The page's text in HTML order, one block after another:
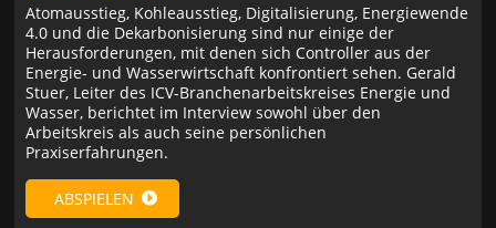
Atomausstieg, Kohleausstieg, Digitalisierung, Energiewende
4.0 und die Dekarbonisierung sind nur einige der
Herausforderungen, mit denen sich Controller aus der
Energie- und Wasserwirtschaft konfrontiert sehen. Gerald
Stuer, Leiter des ICV-Branchenarbeitskreises Energie und
Wasser, berichtet im Interview sowohl über den
Arbeitskreis als auch seine persönlichen
Praxiserfahrungen.
ABSPIELEN